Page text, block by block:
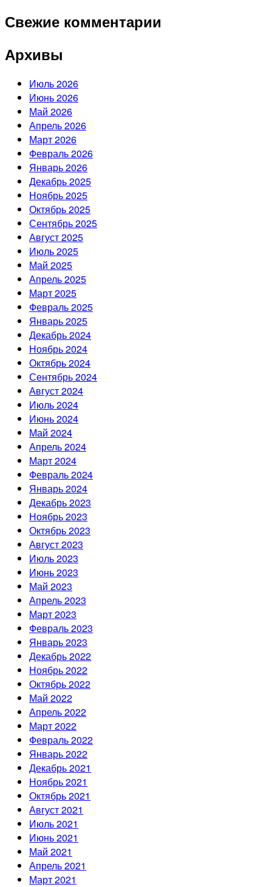
Свежие комментарии
Архивы
Июль 2026
Июнь 2026
Май 2026
Апрель 2026
Март 2026
Февраль 2026
Январь 2026
Декабрь 2025
Ноябрь 2025
Октябрь 2025
Сентябрь 2025
Август 2025
Июль 2025
Май 2025
Апрель 2025
Март 2025
Февраль 2025
Январь 2025
Декабрь 2024
Ноябрь 2024
Октябрь 2024
Сентябрь 2024
Август 2024
Июль 2024
Июнь 2024
Май 2024
Апрель 2024
Март 2024
Февраль 2024
Январь 2024
Декабрь 2023
Ноябрь 2023
Октябрь 2023
Август 2023
Июль 2023
Июнь 2023
Май 2023
Апрель 2023
Март 2023
Февраль 2023
Январь 2023
Декабрь 2022
Ноябрь 2022
Октябрь 2022
Май 2022
Апрель 2022
Март 2022
Февраль 2022
Январь 2022
Декабрь 2021
Ноябрь 2021
Октябрь 2021
Август 2021
Июль 2021
Июнь 2021
Май 2021
Апрель 2021
Март 2021